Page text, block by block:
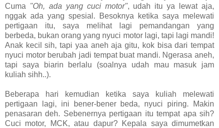
Cuma "Oh, ada yang cuci motor", udah itu ya lewat aja,
nggak ada yang spesial. Besoknya ketika saya melewati
pertigaan itu, saya melihat lagi pemandangan yang
berbeda, bukan orang yang nyuci motor lagi, tapi lagi mandi!
Anak kecil sih, tapi yaa aneh aja gitu, kok bisa dari tempat
nyuci motor berubah jadi tempat buat mandi. Ngerasa aneh,
tapi saya biarin berlalu (soalnya udah mau masuk jam
kuliah sihh..).
Beberapa hari kemudian ketika saya kuliah melewati
pertigaan lagi, ini bener-bener beda, nyuci piring. Makin
penasaran deh. Sebenernya pertigaan itu tempat apa sih?
Cuci motor, MCK, atau dapur? Kepala saya dimumetkan